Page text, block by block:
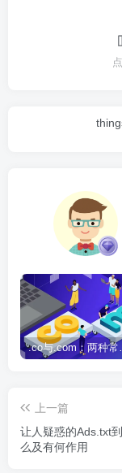
.co与
上一篇
让人疑惑的Ads.txt
么及有何作用